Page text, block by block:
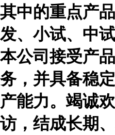
其中的重点产
发、小试、中
本公司接受产
务，并具备稳
产能力。竭诚
访，结成长期